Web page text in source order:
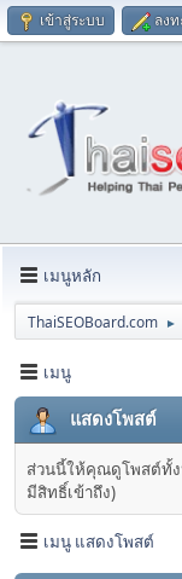
เข้าสู่ระบบ ลง
เมนูหลัก
ThaiSEOBoard.com ►
เมนู
แสดงโพสต์
ส่วนนี้ให้คุณดูโพสต์ทั้
มีสิทธิ์เข้าถึง)
เมนู แสดงโพสต์